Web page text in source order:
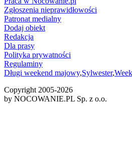
Zgłoszenia nieprawidłowości
Patronat medialny
Dodaj obiekt
Redakcja
Dla prasy
Polityka prywatności
Regulaminy
Długi weekend majowy,Sylwester,
Copyright 2005-2026
by NOCOWANIE.PL Sp. z o.o.